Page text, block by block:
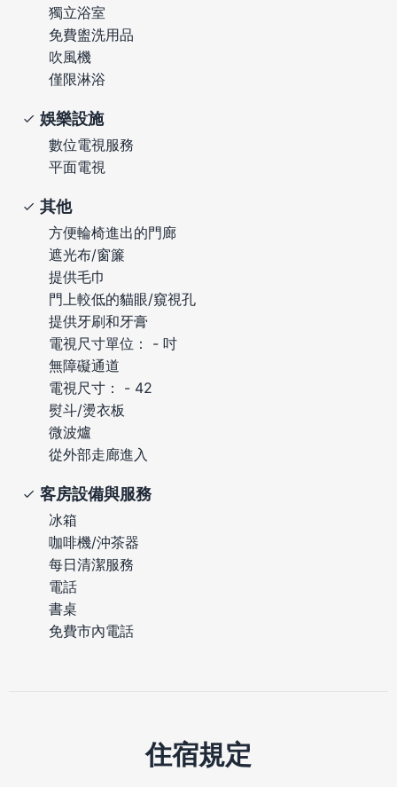
獨立浴室
免費盥洗用品
吹風機
僅限淋浴
娛樂設施
數位電視服務
平面電視
其他
方便輪椅進出的門廊
遮光布/窗簾
提供毛巾
門上較低的貓眼/窺視孔
提供牙刷和牙膏
電視尺寸單位： - 吋
無障礙通道
電視尺寸： - 42
熨斗/燙衣板
微波爐
從外部走廊進入
客房設備與服務
冰箱
咖啡機/沖茶器
每日清潔服務
電話
書桌
免費市內電話
住宿規定